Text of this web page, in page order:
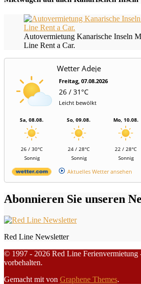
Autovermietung Kanarische Inseln
Line Rent a Car.
Wetter Adeje
Freitag, 07.08.2026
26 / 31°C
Leicht bewölkt
Sa, 08.08.
26 / 30°C
Sonnig
So, 09.08.
24 / 28°C
Sonnig
Mo, 10.08.
22 / 28°C
Sonnig
Aktuelles Wetter ansehen
Abonnieren Sie unseren
Red Line Newsletter
© 1997 - 2026 Red Line Ferienvermietung
vorbehalten.
Gemacht mit von Graphene Themes.